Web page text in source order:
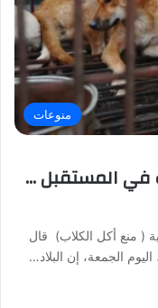
منوعات
في المستقبل …
( منع أكل الكلاب) قال
الجمعة، إن البلاد…